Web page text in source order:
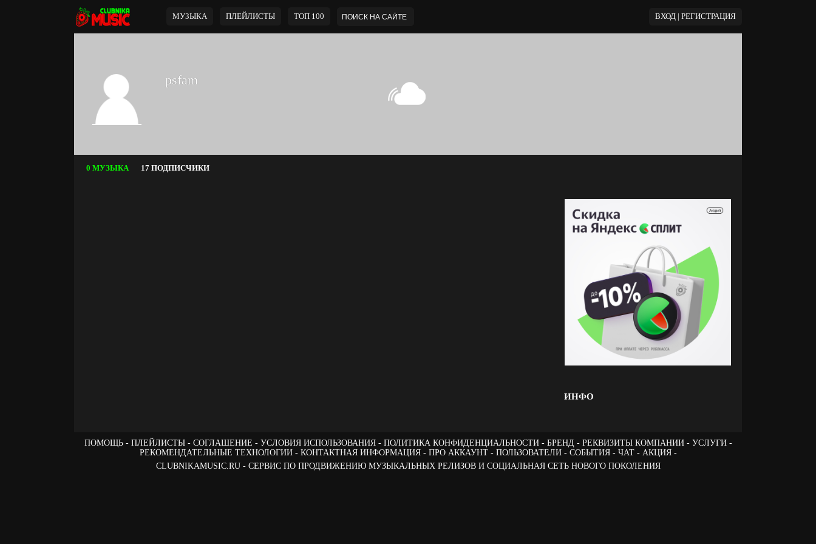
МУЗЫКА ПЛЕЙЛИСТЫ ТОП 100 ВХОД | РЕГИСТРАЦИЯ
psfam
0 МУЗЫКА 17 ПОДПИСЧИКИ
ИНФО
ПОМОЩЬ ПЛЕЙЛИСТЫ СОГЛАШЕНИЕ УСЛОВИЯ ИСПОЛЬЗОВАНИЯ ПОЛИТИКА КОНФИДЕНЦИАЛЬНОСТИ БРЕНД РЕКВИЗИТЫ КОМПАНИИ
УСЛУГИ
РЕКОМЕНДАТЕЛЬНЫЕ ТЕХНОЛОГИИ
КОНТАКТНАЯ ИНФОРМАЦИЯ ПРО АККАУНТ ПОЛЬЗОВАТЕЛИ СОБЫТИЯ ЧАТ
АКЦИЯ -
CLUBNIKAMUSIC.RU - СЕРВИС ПО ПРОДВИЖЕНИЮ МУЗЫКАЛЬНЫХ РЕЛИЗОВ И СОЦИАЛЬНАЯ СЕТЬ НОВОГО ПОКОЛЕНИЯ